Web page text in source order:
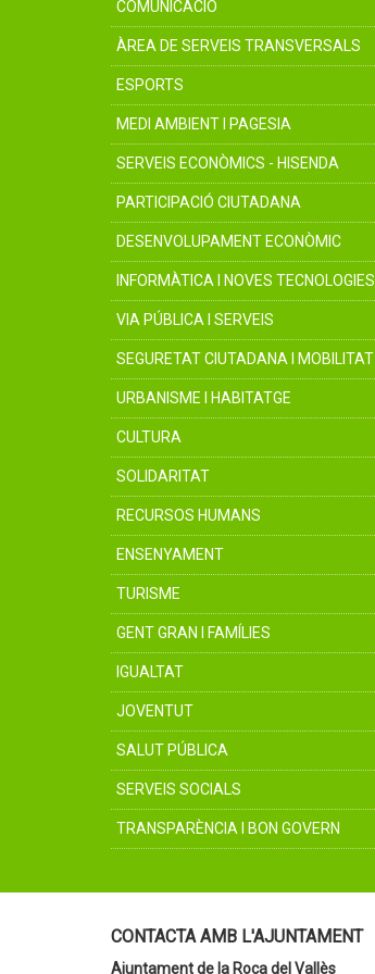
COMUNICACIÓ
ÀREA DE SERVEIS TRANSVERSALS
ESPORTS
MEDI AMBIENT I PAGESIA
SERVEIS ECONÒMICS - HISENDA
PARTICIPACIÓ CIUTADANA
DESENVOLUPAMENT ECONÒMIC
INFORMÀTICA I NOVES TECNOLOGIES
VIA PÚBLICA I SERVEIS
SEGURETAT CIUTADANA I MOBILITAT
URBANISME I HABITATGE
CULTURA
SOLIDARITAT
RECURSOS HUMANS
ENSENYAMENT
TURISME
GENT GRAN I FAMÍLIES
IGUALTAT
JOVENTUT
SALUT PÚBLICA
SERVEIS SOCIALS
TRANSPARÈNCIA I BON GOVERN
CONTACTA AMB L'AJUNTAMENT
Ajuntament de la Roca del Vallès